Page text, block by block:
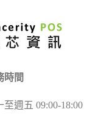
時間
至週五 09:00-18:00